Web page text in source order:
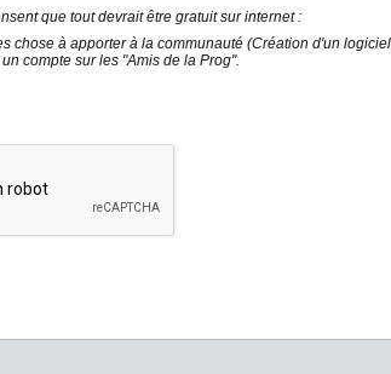
que tout devrait être gratuit sur internet :
chose à apporter à la communauté (Création d'un
compte sur les "Amis de la Prog".